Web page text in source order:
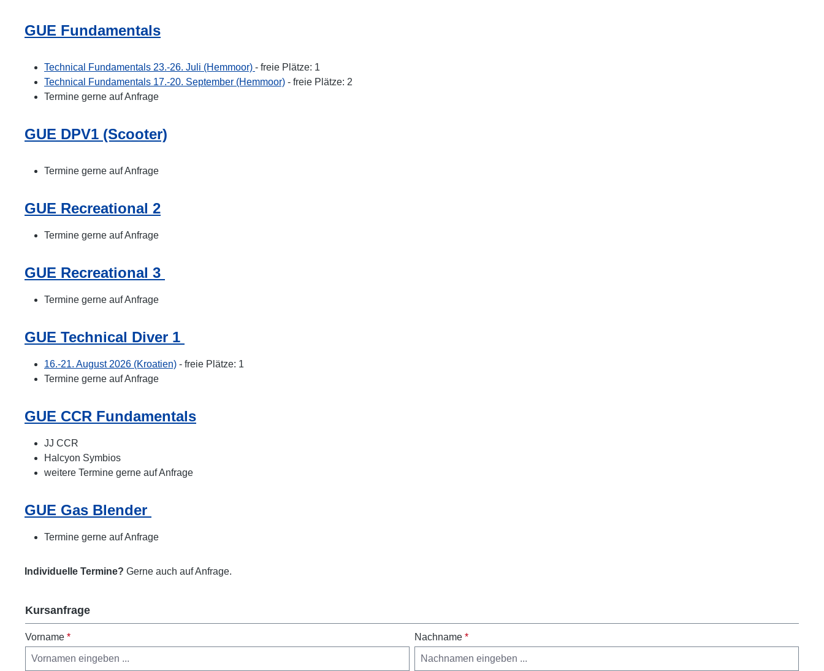
GUE Fundamentals
Technical Fundamentals 23.-26. Juli (Hemmoor) - freie Plätze: 1
Technical Fundamentals 17.-20. September (Hemmoor) - freie Plätze: 2
Termine gerne auf Anfrage
GUE DPV1 (Scooter)
Termine gerne auf Anfrage
GUE Recreational 2
Termine gerne auf Anfrage
GUE Recreational 3
Termine gerne auf Anfrage
GUE Technical Diver 1
16.-21. August 2026 (Kroatien) - freie Plätze: 1
Termine gerne auf Anfrage
GUE CCR Fundamentals
JJ CCR
Halcyon Symbios
weitere Termine gerne auf Anfrage
GUE Gas Blender
Termine gerne auf Anfrage
Individuelle Termine? Gerne auch auf Anfrage.
Kursanfrage
Vorname * Nachname *